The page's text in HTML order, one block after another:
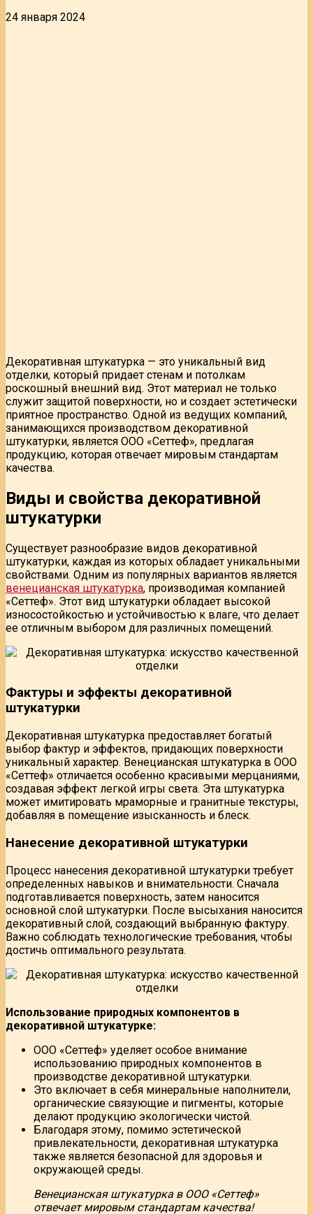
24 января 2024
Декоративная штукатурка — это уникальный вид
отделки, который придает стенам и потолкам
роскошный внешний вид. Этот материал не только
служит защитой поверхности, но и создает эстетически
приятное пространство. Одной из ведущих компаний,
занимающихся производством декоративной
штукатурки, является ООО «Сеттеф», предлагая
продукцию, которая отвечает мировым стандартам
качества.
Виды и свойства декоративной
штукатурки
Существует разнообразие видов декоративной
штукатурки, каждая из которых обладает уникальными
свойствами. Одним из популярных вариантов является
венецианская штукатурка, производимая компанией
«Сеттеф». Этот вид штукатурки обладает высокой
износостойкостью и устойчивостью к влаге, что делает
ее отличным выбором для различных помещений.
Фактуры и эффекты декоративной
штукатурки
Декоративная штукатурка предоставляет богатый
выбор фактур и эффектов, придающих поверхности
уникальный характер. Венецианская штукатурка в ООО
«Сеттеф» отличается особенно красивыми мерцаниями,
создавая эффект легкой игры света. Эта штукатурка
может имитировать мраморные и гранитные текстуры,
добавляя в помещение изысканность и блеск.
Нанесение декоративной штукатурки
Процесс нанесения декоративной штукатурки требует
определенных навыков и внимательности. Сначала
подготавливается поверхность, затем наносится
основной слой штукатурки. После высыхания наносится
декоративный слой, создающий выбранную фактуру.
Важно соблюдать технологические требования, чтобы
достичь оптимального результата.
Использование природных компонентов в
декоративной штукатурке:
ООО «Сеттеф» уделяет особое внимание
использованию природных компонентов в
производстве декоративной штукатурки.
Это включает в себя минеральные наполнители,
органические связующие и пигменты, которые
делают продукцию экологически чистой.
Благодаря этому, помимо эстетической
привлекательности, декоративная штукатурка
также является безопасной для здоровья и
окружающей среды.
Венецианская штукатурка в ООО «Сеттеф»
отвечает мировым стандартам качества!